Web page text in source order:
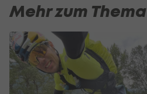
Mehr zum Thema